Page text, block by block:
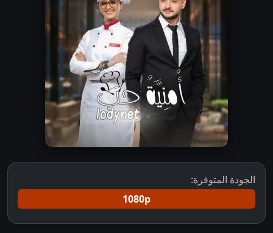
الجودة المتوفرة:
1080p